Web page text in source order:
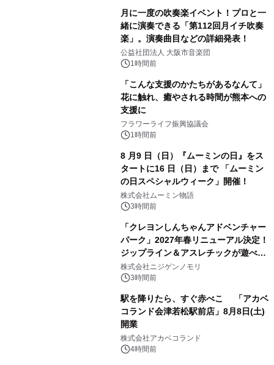
月に一度の吹奏楽イベント！プロと一
緒に演奏できる「第112回月イチ吹奏
楽」。演奏曲目などの詳細発表！
公益社団法人 大阪市音楽団
1時間前
「こんな支援のかたちがあるなんて」
花に触れ、癒やされる時間が熊本への
支援に
フラワーライフ振興協議会
1時間前
8 月9 日（日）『ムーミンの日』をス
タートに16 日（日）まで 「ムーミン
の日スペシャルウィーク」開催！
株式会社ムーミン物語
3時間前
「クレヨンしんちゃんアドベンチャー
パーク」2027年春リニューアル決定！
ジップライン＆アスレチックが遊べる
のは今年が最後！ 「ラスト！ドキがム
ネムネ～大作戦！」始動
株式会社ニジゲンノモリ
3時間前
駅を降りたら、すぐ赤べこ 「アカベ
コランド会津若松駅前店」8月8日(土)
開業
株式会社アカベコランド
4時間前